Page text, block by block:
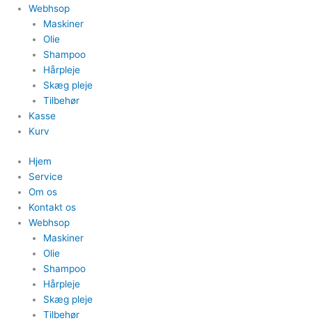
Webhsop
Maskiner
Olie
Shampoo
Hårpleje
Skæg pleje
Tilbehør
Kasse
Kurv
Hjem
Service
Om os
Kontakt os
Webhsop
Maskiner
Olie
Shampoo
Hårpleje
Skæg pleje
Tilbehør